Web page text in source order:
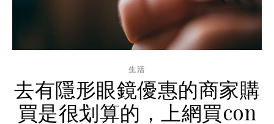
生活
去有隱形眼鏡優惠的商家購
買是很划算的，上網買con